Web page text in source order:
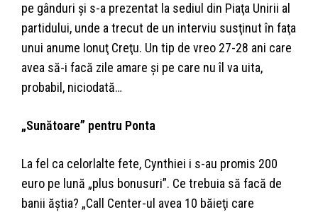
pe gânduri şi s-a prezentat la sediul din Piaţa Unirii al
partidului, unde a trecut de un interviu susţinut în faţa
unui anume Ionuţ Creţu. Un tip de vreo 27-28 ani care
avea să-i facă zile amare şi pe care nu îl va uita,
probabil, niciodată…
„Sunătoare” pentru Ponta
La fel ca celorlalte fete, Cynthiei i s-au promis 200
euro pe lună „plus bonusuri”. Ce trebuia să facă de
banii ăştia? „Call Center-ul avea 10 băieţi care